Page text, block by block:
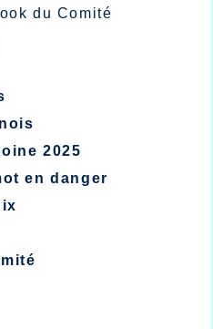
du Comité
2025
en danger